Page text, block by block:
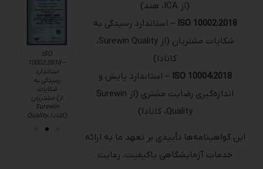
ISO 10002:2018– استاندارد رسیدگی به
شکایات مشتریان (از Surewin Quality،
کانادا)
ISO 10004:2018– استاندارد پایش و
اندازه‌گیری رضایت مشتری (از Surewin
Quality، کانادا)
خدمات آزمایشگاهی باکیفیت، رعایت
استانداردهای بین‌المللی و ارتقای رضایت
استاندارد
رسیدگی به
شکایات
مشتریان (از
Surewin
ISO
رضایت مشتری
ISO
استاندارد
کیفیت (از ICA،